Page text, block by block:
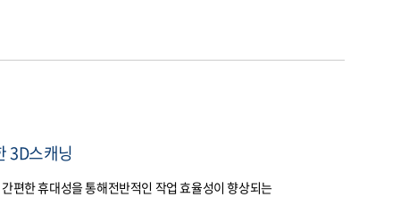
3D스캐닝
편한 휴대성을 통해전반적인 작업 효율성이 향상되는